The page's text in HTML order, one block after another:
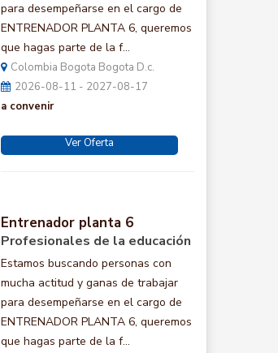
para desempeñarse en el cargo de
ENTRENADOR PLANTA 6, queremos
que hagas parte de la f...
Colombia Bogota Bogota D.c.
2026-08-11 - 2027-08-17
a convenir
Ver Oferta
Entrenador planta 6
Profesionales de la educación
Estamos buscando personas con
mucha actitud y ganas de trabajar
para desempeñarse en el cargo de
ENTRENADOR PLANTA 6, queremos
que hagas parte de la f...